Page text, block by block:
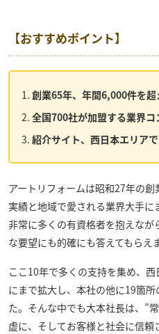
【おすすめポイント】
創業65年、年間6,000件を
全国700社が加盟する業界
紹介サイト、西日本エリア
アートリフォームは昭和27年の創
実績と地域で愛される業界大手に
非常に多くの有資格者を抱えなが
な要望にも的確にも答えてもらえ
ここ10年で多くの支持を集め、
にまで拡大し、本社の他に19箇
た。そんな中でも大本社長は、”
虚に、そしてお客様と社会に信頼